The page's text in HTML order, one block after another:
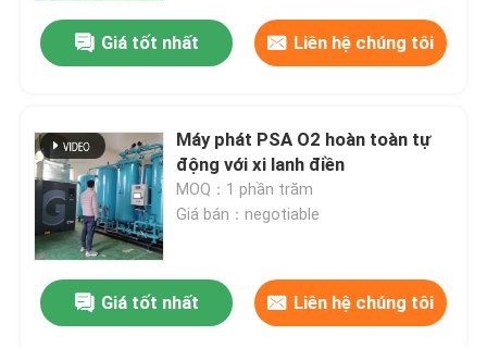
Nhà
Về chúng tôi
Chuyến tham quan nhà máy
Kiểm soát chất lượng
Giá tốt nhất Liên hệ chúng tôi
Máy phát PSA O2 hoàn toàn tự
động với xi lanh điền
MOQ：1 phần trăm
Giá bán：negotiable
Giá tốt nhất Liên hệ chúng tôi